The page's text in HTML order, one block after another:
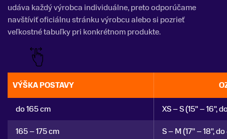
udáva každý výrobca individuálne, preto odporúčame
navštíviť oficiálnu stránku výrobcu alebo si pozrieť
veľkostné tabuľky pri konkrétnom produkte.
VÝŠKA POSTAVY
do 165 cm
XS – S (15" – 16",
165 – 175 cm
S – M (17" – 18",